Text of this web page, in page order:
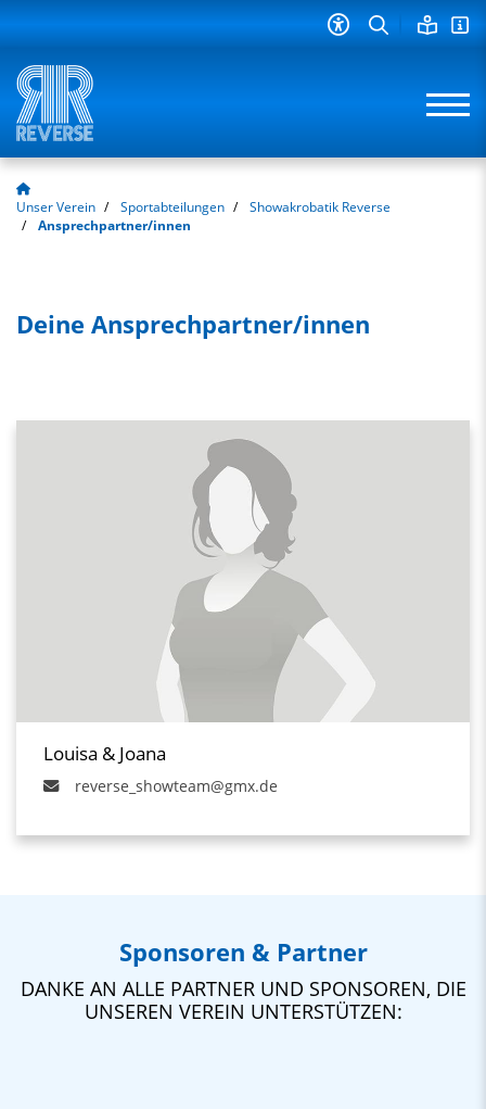
Unser Verein Sportabteilungen
Showakrobatik Reverse
Ansprechpartner/innen
Deine Ansprechpartner/innen
Louisa & Joana
reverse_showteam@gmx.de
Sponsoren & Partner
DANKE AN ALLE PARTNER UND SPONSOREN, DIE
UNSEREN VEREIN UNTERSTÜTZEN: